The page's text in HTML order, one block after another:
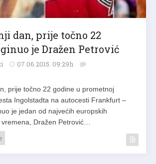
dan, prije točno 22
je Dražen Petrović
07.06.2015. 09:29h
prije točno 22 godine u prometnoj
Ingolstadta na autocesti Frankfurt –
je jedan od najvećih europskih
vremena, Dražen Petrović…